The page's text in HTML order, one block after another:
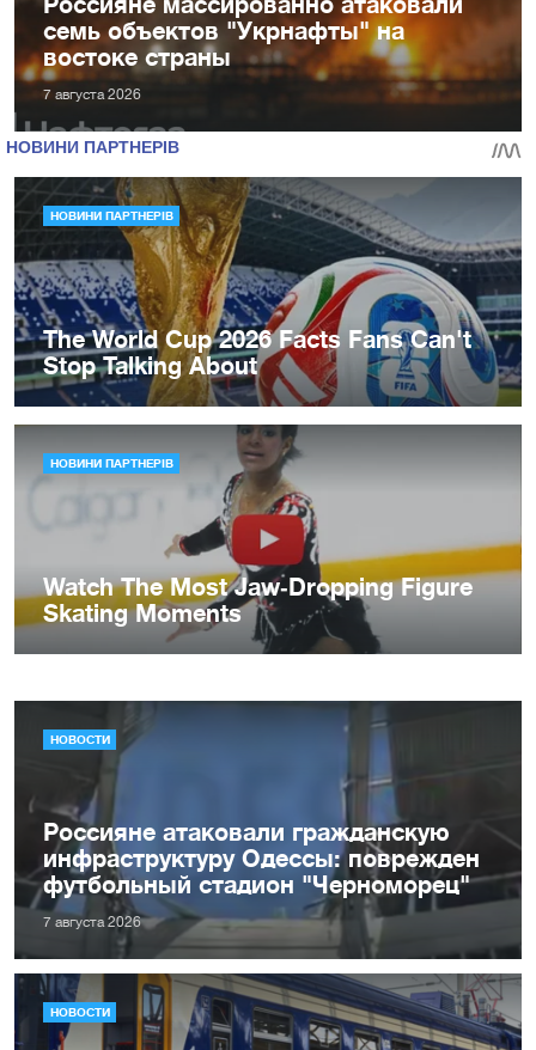
семь объектов "Укрнафты" на
востоке страны
7 августа 2026
НОВОСТИ
Россияне атаковали гражданскую
инфраструктуру Одессы: поврежден
футбольный стадион "Черноморец"
7 августа 2026
НОВОСТИ